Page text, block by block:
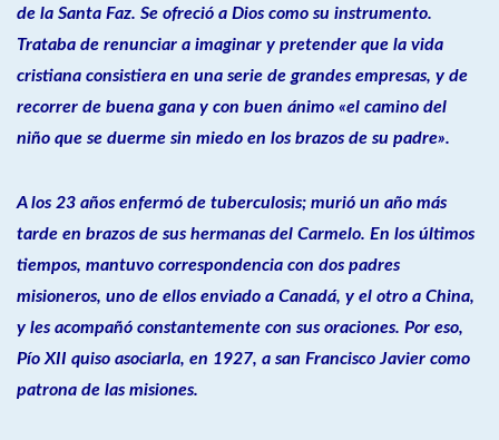
de la Santa Faz. Se ofreció a Dios como su instrumento.
Trataba de renunciar a imaginar y pretender que la vida
cristiana consistiera en una serie de grandes empresas, y de
recorrer de buena gana y con buen ánimo «el camino del
niño que se duerme sin miedo en los brazos de su padre».
A los 23 años enfermó de tuberculosis; murió un año más
tarde en brazos de sus hermanas del Carmelo. En los últimos
tiempos, mantuvo correspondencia con dos padres
misioneros, uno de ellos enviado a Canadá, y el otro a China,
y les acompañó constantemente con sus oraciones. Por eso,
Pío XII quiso asociarla, en 1927, a san Francisco Javier como
patrona de las misiones.